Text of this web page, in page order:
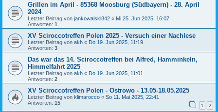
Grillen im April - 85368 Moosburg (Südbayern) - 28. April
2024
Letzter Beitrag von jankowalski842 « Mi 25. Jun 2025, 16:07
Antworten: 1
XV Sciroccotreffen Polen 2025 - Versuch einer Nachlese
Letzter Beitrag von akh « Do 19. Jun 2025, 11:19
Antworten: 3
Das war das 14. Sciroccotreffen bei Alfred, Hamminkeln,
Himmelfahrt 2025
Letzter Beitrag von akh « Do 19. Jun 2025, 11:01
Antworten: 2
XV Sciroccotreffen Polen - Ostrowo - 13.05-18.05.2025
Letzter Beitrag von klimarocco « So 11. Mai 2025, 22:41
Antworten: 15 1 2